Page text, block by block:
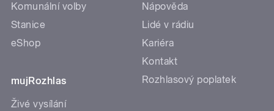
Komunální volby
Stanice
eShop
mujRozhlas
Živé vysílání
Nápověda
Lidé v rádiu
Kariéra
Kontakt
Rozhlasový poplatek